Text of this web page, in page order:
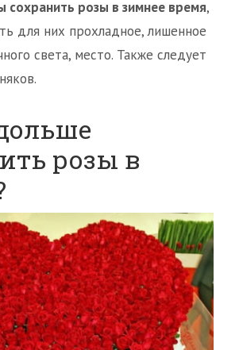
сохранить розы в зимнее время,
для них прохладное, лишенное
света, место. Также следует
розы в